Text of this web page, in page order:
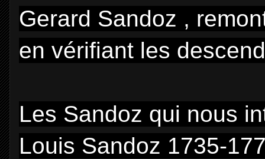
Gerard Sandoz ,
en vérifiant les
Les Sandoz qui nous
Louis Sandoz 1735-